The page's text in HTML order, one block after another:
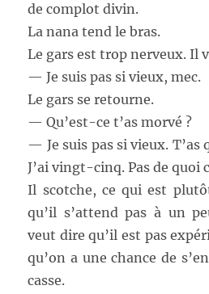
de complot divin.
La nana tend le bras.
Le gars est trop nerveux. Il
— Je suis pas si vieux, mec.
Le gars se retourne.
— Qu’est-ce t’as morvé ?
— Je suis pas si vieux. T’as
J’ai vingt-cinq. Pas de quoi
Il scotche, ce qui est
qu’il s’attend pas à un
veut dire qu’il est pas
qu’on a une chance de
casse.